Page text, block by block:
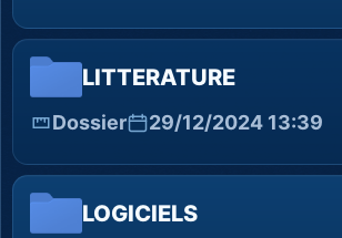
LITTERATURE
Dossier 29/12/2024 13:39
LOGICIELS